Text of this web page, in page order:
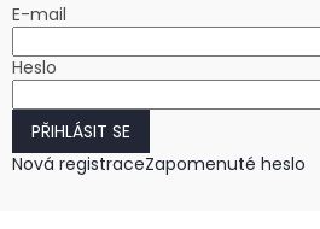
E-mail
Heslo
PŘIHLÁSIT SE
Nová registraceZapomenuté heslo